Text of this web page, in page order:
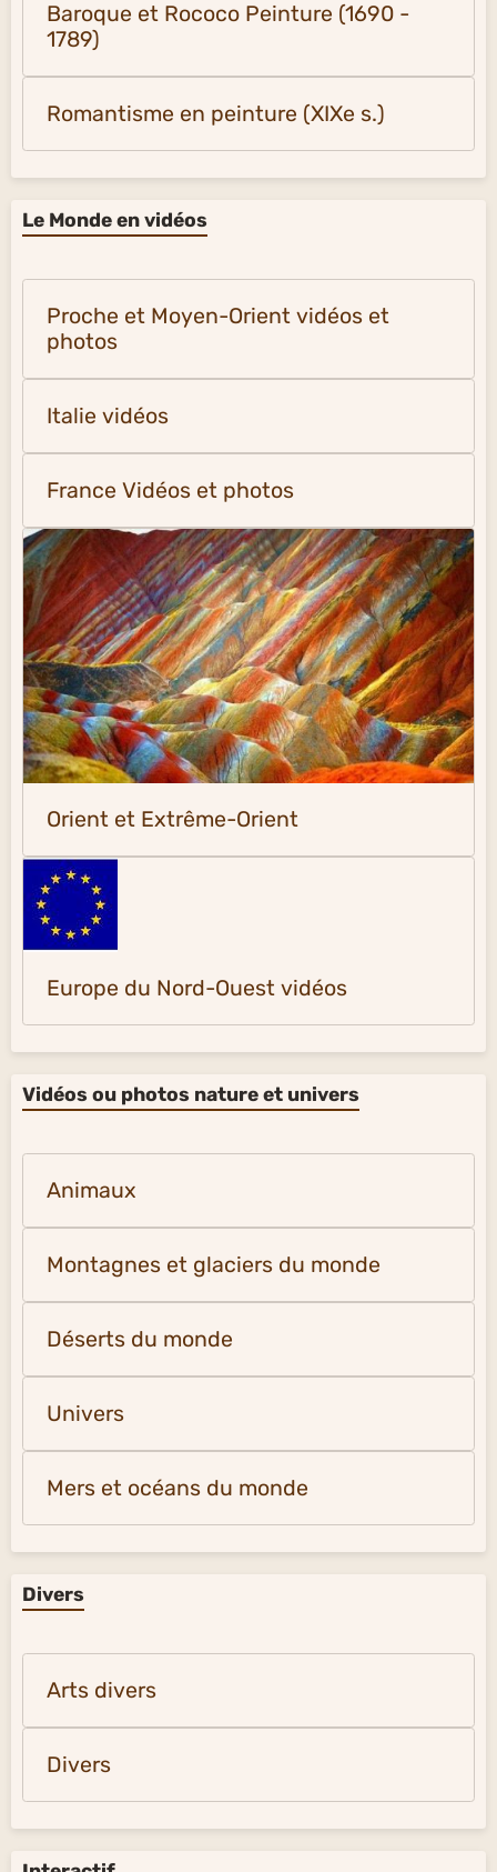
Baroque et Rococo Peinture (1690 -
1789)
Romantisme en peinture (XIXe s.)
Le Monde en vidéos
Proche et Moyen-Orient vidéos et
photos
Italie vidéos
France Vidéos et photos
Orient et Extrême-Orient
Europe du Nord-Ouest vidéos
Vidéos ou photos nature et univers
Animaux
Montagnes et glaciers du monde
Déserts du monde
Univers
Mers et océans du monde
Divers
Arts divers
Divers